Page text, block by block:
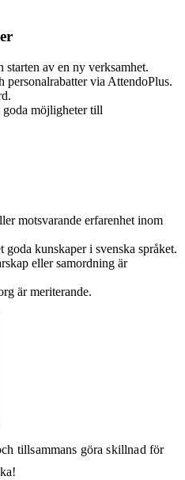
av en ny verksamhet.
via AttendoPlus.
goda möjligheter till
motsvarande erfarenhet inom
kunskaper i svenska språket.
eller samordning är
är meriterande.
tillsammans göra skillnad för